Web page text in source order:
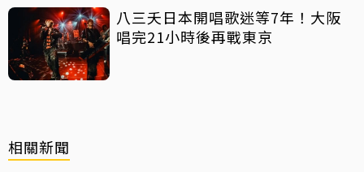
八三夭日本開唱歌迷等7年！大阪
唱完21小時後再戰東京
相關新聞